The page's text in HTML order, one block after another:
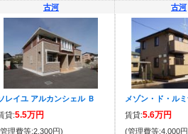
古河
レイユ アルカンシェル Ｂ
貸:5.5万円
理費等:2,300円)
古河
メゾン・ド・ル
賃貸:5.6万円
(管理費等:4,000